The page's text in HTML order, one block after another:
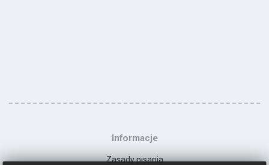
Informacje
Zasady pisania